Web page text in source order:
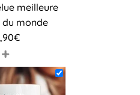
meilleure
monde
€
+